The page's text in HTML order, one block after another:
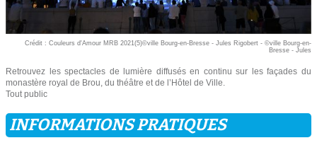
Crédit : Couleurs d'Amour MRB 2021(5)©ville Bourg-en-Bresse - Jules Rigobert - ©ville Bourg-en-
Bresse - Jules
Retrouvez les spectacles de lumière diffusés en continu sur les façades du
monastère royal de Brou, du théâtre et de l’Hôtel de Ville.
Tout public
INFORMATIONS PRATIQUES